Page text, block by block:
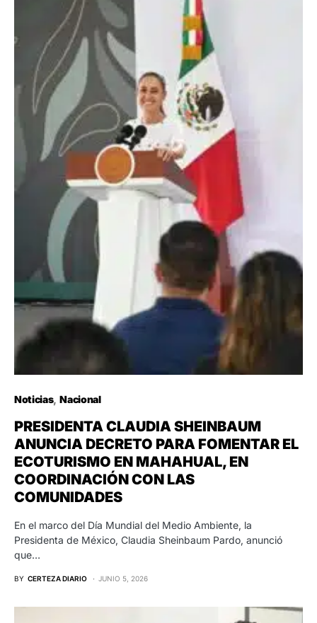
Noticias Nacional
PRESIDENTA CLAUDIA SHEINBAUM
ANUNCIA DECRETO PARA FOMENTAR EL
ECOTURISMO EN MAHAHUAL, EN
COORDINACIÓN CON LAS
COMUNIDADES
En el marco del Día Mundial del Medio Ambiente, la
Presidenta de México, Claudia Sheinbaum Pardo, anunció
que…
BY CERTEZA DIARIO JUNIO 5, 2026